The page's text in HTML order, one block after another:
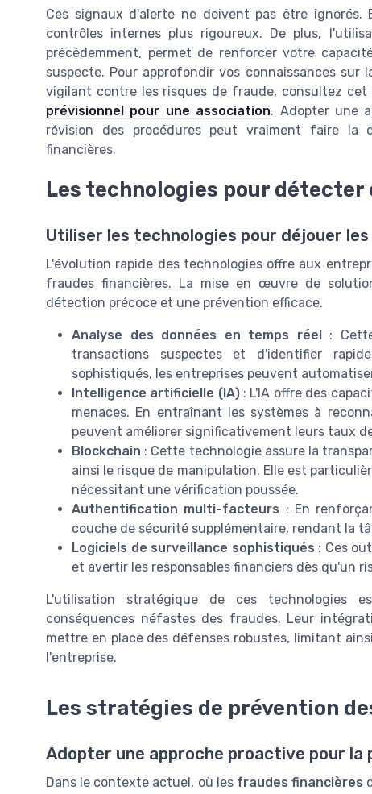
Ces signaux d'alerte ne doivent pas être
contrôles internes plus rigoureux. De plus,
précédemment, permet de renforcer votre
suspecte. Pour approfondir vos connaissances
vigilant contre les risques de fraude, consultez
prévisionnel pour une association. Adopter une
révision des procédures peut vraiment faire la
financières.
Les technologies pour
Utiliser les technologies pour déjouer
L'évolution rapide des technologies offre aux
fraudes financières. La mise en œuvre de
détection précoce et une prévention efficace.
Analyse des données en temps réel: Cette
transactions suspectes et d'identifier
sophistiqués, les entreprises peuvent
Intelligence artificielle (IA): L'IA offre des
menaces. En entraînant les systèmes à
peuvent améliorer significativement leurs taux
Blockchain : Cette technologie assure la
ainsi le risque de manipulation. Elle est
nécessitant une vérification poussée.
Authentification multi-facteurs : En
couche de sécurité supplémentaire, rendant la
Logiciels de surveillance sophistiqués : Ces
et avertir les responsables financiers dès qu'un
L'utilisation stratégique de ces technologies
conséquences néfastes des fraudes. Leur
mettre en place des défenses robustes, limitant
l'entreprise.
Les stratégies de prévention
Adopter une approche proactive pour
Dans le contexte actuel, où les fraudes financières